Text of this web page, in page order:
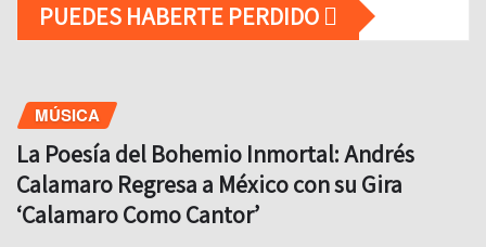
PUEDES HABERTE PERDIDO
MÚSICA
La Poesía del Bohemio Inmortal: Andrés
Calamaro Regresa a México con su Gira
‘Calamaro Como Cantor’